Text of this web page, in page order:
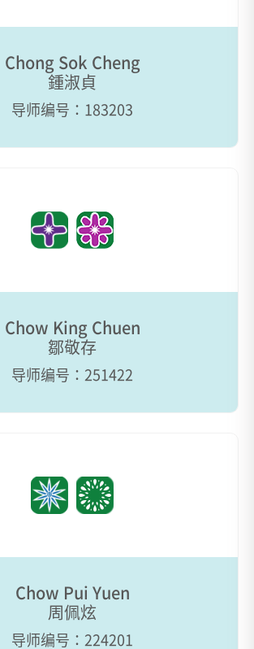
Chong Sok Cheng
鍾淑貞
导师编号：183203
Chow King Chuen
鄒敬存
导师编号：251422
Chow Pui Yuen
周佩炫
导师编号：224201